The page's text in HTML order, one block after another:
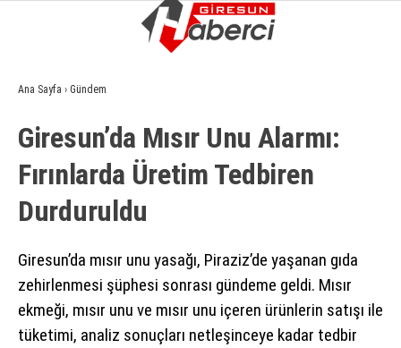
GÜNDEM
EKONOMI
SIYASET
ASAYIŞ
SPOR
YAŞAM
Ana Sayfa › Gündem
Giresun’da Mısır Unu Alarmı:
Fırınlarda Üretim Tedbiren
Durduruldu
Giresun’da mısır unu yasağı, Piraziz’de yaşanan gıda
zehirlenmesi şüphesi sonrası gündeme geldi. Mısır
ekmeği, mısır unu ve mısır unu içeren ürünlerin satışı ile
tüketimi, analiz sonuçları netleşinceye kadar tedbir